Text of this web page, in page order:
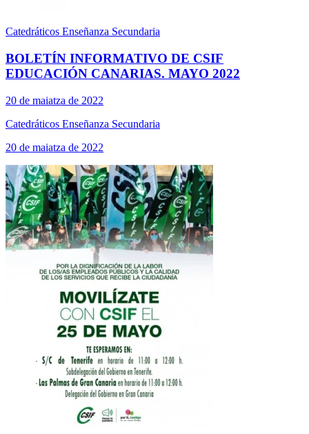
Catedráticos Enseñanza Secundaria
BOLETÍN INFORMATIVO DE CSIF
EDUCACIÓN CANARIAS. MAYO 2022
20 de maiatza de 2022
Catedráticos Enseñanza Secundaria
20 de maiatza de 2022